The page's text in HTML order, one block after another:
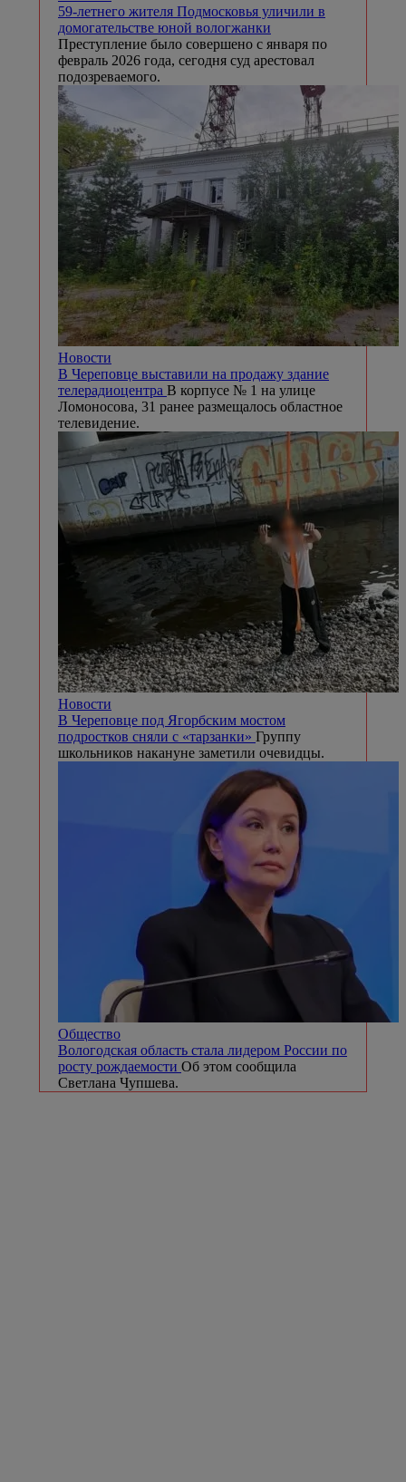
59-летнего жителя Подмосковья уличили в
домогательстве юной вологжанки
Преступление было совершено с января по
февраль 2026 года, сегодня суд арестовал
подозреваемого.
Новости
В Череповце выставили на продажу здание
телерадиоцентра В корпусе № 1 на улице
Ломоносова, 31 ранее размещалось областное
телевидение.
Новости
В Череповце под Ягорбским мостом
подростков сняли с «тарзанки» Группу
школьников накануне заметили очевидцы.
Общество
Вологодская область стала лидером России по
росту рождаемости Об этом сообщила
Светлана Чупшева.